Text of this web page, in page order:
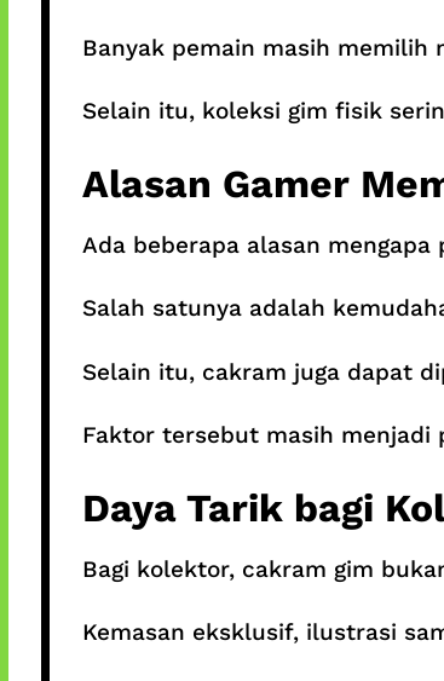
Banyak pemain masih memilih
Selain itu, koleksi gim fisik
Alasan Gamer
Ada beberapa alasan
Salah satunya adalah
Selain itu, cakram juga dapat
Faktor tersebut masih menjadi
Daya Tarik bagi
Bagi kolektor, cakram gim
Kemasan eksklusif, ilustrasi